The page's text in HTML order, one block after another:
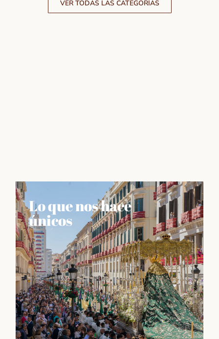
VER TODAS LAS CATEGORÍAS
Lo que nos hace
únicos